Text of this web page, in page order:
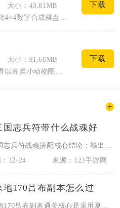
大小：43.81MB
详情：大智盈围绕4×4数字合成棋盘搭建休闲益智玩法，偏向轻量化的脑力闯关模式。游戏...
下载
大小：91.68MB
详情：萌物连连看以各类小动物图案作为消除主体，是一款主打轻度休闲的连线消除手游。整...
下载
国志兵符带什么战魂好
12-24
来源：123手游网
地170吕布副本怎么过